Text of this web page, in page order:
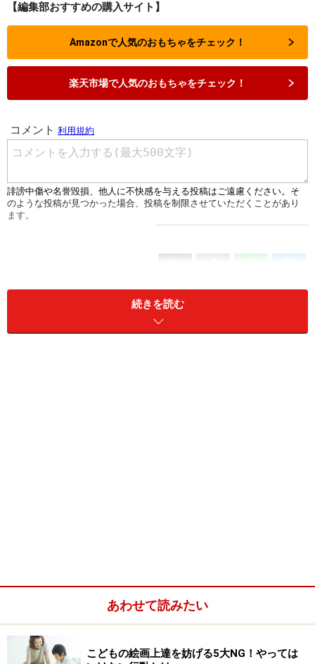
【編集部おすすめの購入サイト】
Amazonで人気のおもちゃをチェック！
楽天市場で人気のおもちゃをチェック！
続きを読む
あわせて読みたい
こどもの絵画上達を妨げる5大NG！やっては